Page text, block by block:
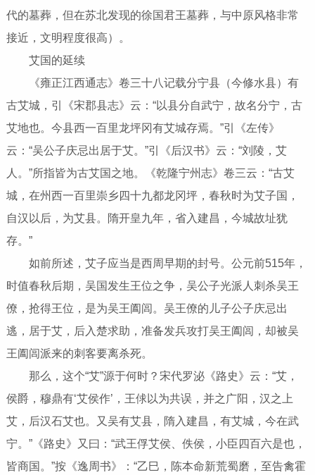
代的墓葬，但在苏北发现的徐国君王墓葬，与中原风格非常
接近，文明程度很高）。
艾国的延续
《雍正江西通志》卷三十八记载分宁县（今修水县）有
古艾城，引《宋郡县志》云：“以县分自武宁，故名分宁，古
艾地也。今县西一百里龙坪冈有艾城存焉。”引《左传》
云：“吴公子庆忌出居于艾。”引《后汉书》云：“刘陵，艾
人。”所指皆为古艾国之地。《乾隆宁州志》卷三云：“古艾
城，在州西一百里崇乡四十九都龙冈坪，春秋时为艾子国，
自汉以后，为艾县。隋开皇九年，省入建昌，今城故址犹
存。”
如前所述，艾子应当是西周早期的封号。公元前515年，
时值春秋后期，吴国发生王位之争，吴公子光派人刺杀吴王
僚，抢得王位，是为吴王阖闾。吴王僚的儿子公子庆忌出
逃，居于艾，后入楚求助，准备发兵攻打吴王阖闾，却被吴
王阖闾派来的刺客要离杀死。
那么，这个“艾”源于何时？宋代罗泌《路史》云：“艾，
侯爵，穆鼎有‘艾侯作’，王俅以为共误，并之广阳，汉之上
艾，后汉石艾也。又吴有艾县，隋入建昌，有艾城，今在武
宁。”《路史》又曰：“武王俘艾侯、佚侯，小臣四百六是也，
皆商国。”按《逸周书》：“乙巳，陈本命新荒蜀磨，至告禽霍